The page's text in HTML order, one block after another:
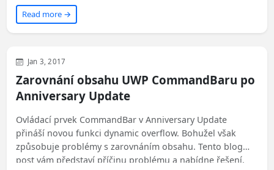
correctly on all versions of Windows 10, including
Anniversary Update. If you're a developer looking for a
solution to this unreported issue, keep reading!
Read more →
Visual Studio
Jan 3, 2017
Zarovnání obsahu UWP CommandBaru po
Anniversary Update
Ovládací prvek CommandBar v Anniversary Update
přináší novou funkci dynamic overflow. Bohužel však
způsobuje problémy s zarovnáním obsahu. Tento blog
post vám představí příčinu problému a nabídne řešení.